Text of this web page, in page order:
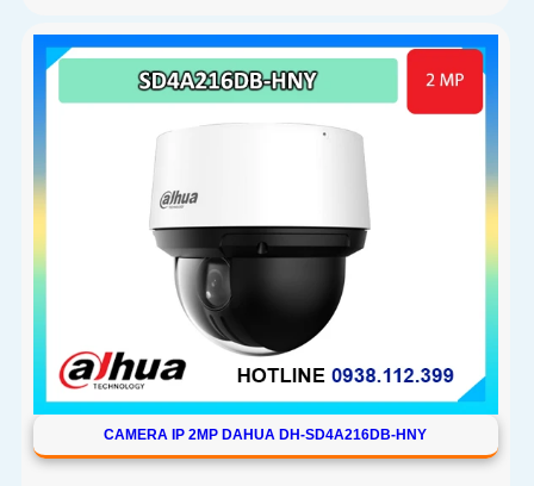
CAMERA IP 2MP DAHUA DH-SD4A216DB-HNY